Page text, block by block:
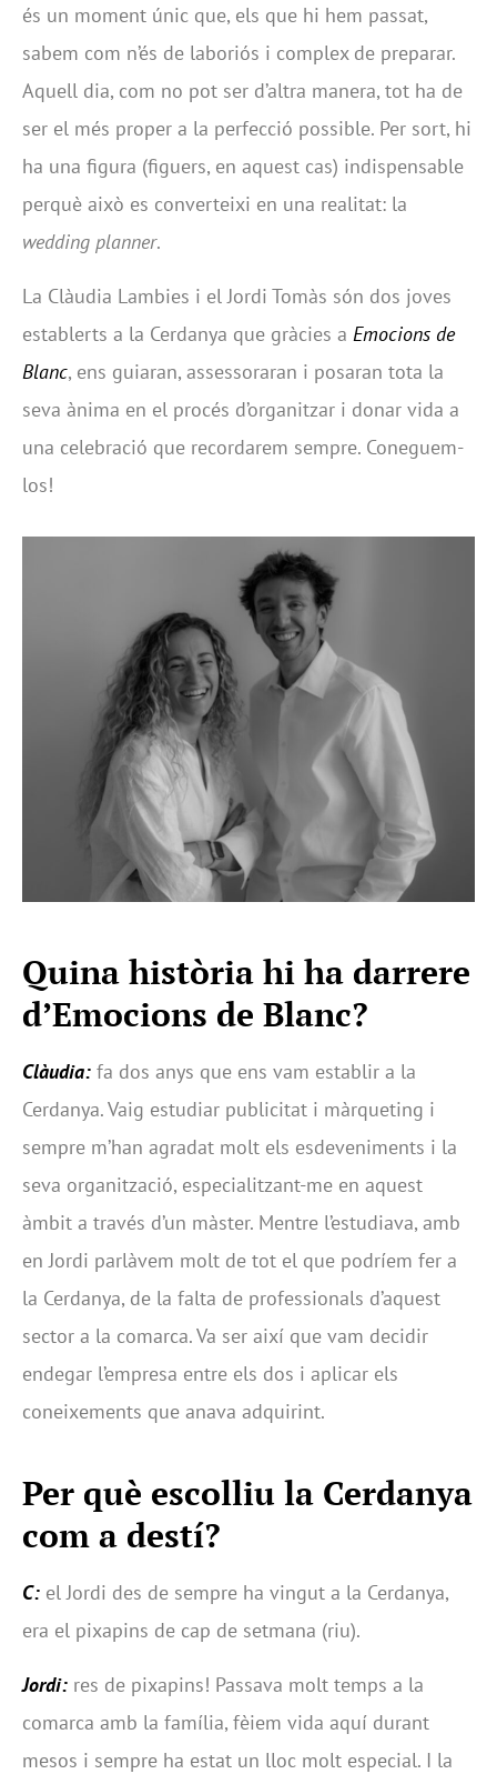
és un moment únic que, els que hi hem passat,
sabem com n’és de laboriós i complex de preparar.
Aquell dia, com no pot ser d’altra manera, tot ha de
ser el més proper a la perfecció possible. Per sort, hi
ha una figura (figuers, en aquest cas) indispensable
perquè això es converteixi en una realitat: la
wedding planner.
La Clàudia Lambies i el Jordi Tomàs són dos joves
establerts a la Cerdanya que gràcies a Emocions de
Blanc, ens guiaran, assessoraran i posaran tota la
seva ànima en el procés d’organitzar i donar vida a
una celebració que recordarem sempre. Coneguem-
los!
Quina història hi ha darrere
d’Emocions de Blanc?
Clàudia: fa dos anys que ens vam establir a la
Cerdanya. Vaig estudiar publicitat i màrqueting i
sempre m’han agradat molt els esdeveniments i la
seva organització, especialitzant-me en aquest
àmbit a través d’un màster. Mentre l’estudiava, amb
en Jordi parlàvem molt de tot el que podríem fer a
la Cerdanya, de la falta de professionals d’aquest
sector a la comarca. Va ser així que vam decidir
endegar l’empresa entre els dos i aplicar els
coneixements que anava adquirint.
Per què escolliu la Cerdanya
com a destí?
C: el Jordi des de sempre ha vingut a la Cerdanya,
era el pixapins de cap de setmana (riu).
Jordi: res de pixapins! Passava molt temps a la
comarca amb la família, fèiem vida aquí durant
mesos i sempre ha estat un lloc molt especial. I la